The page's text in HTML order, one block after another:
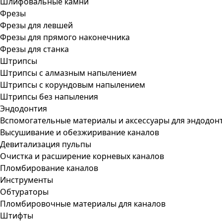
Фрезы
Фрезы для левшей
Фрезы для прямого наконечника
Фрезы для станка
Штрипсы
Штрипсы c алмазным напылением
Штрипсы c корундовым напылением
Штрипсы без напыления
Эндодонтия
Вспомогательные материалы и аксессуары для
Высушивание и обезжиривание каналов
Девитализация пульпы
Очистка и расширение корневых каналов
Пломбирование каналов
Инструменты
Обтураторы
Пломбировочные материалы для каналов
Штифты